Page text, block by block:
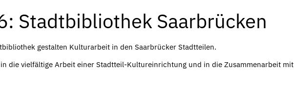
Stadtbibliothek Saarbrücken
gestalten Kulturarbeit in den Saarbrücker Stadtteilen.
die vielfältige Arbeit einer Stadtteil-Kultureinrichtung und in die Zusammenarbeit mit